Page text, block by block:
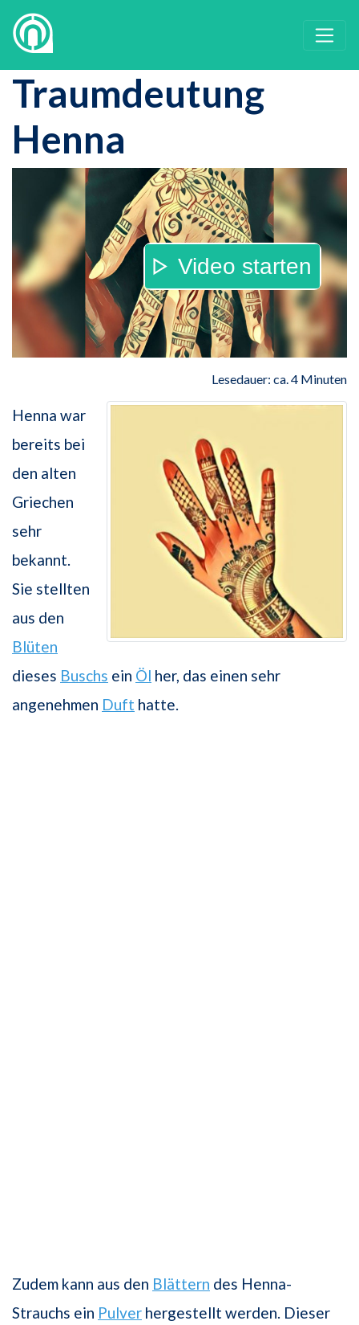
Traumdeutung
Henna
Video starten
Lesedauer: ca. 4 Minuten
Henna war
bereits bei
den alten
Griechen
sehr
bekannt.
Sie stellten
aus den
Blüten
dieses Buschs ein Öl her, das einen sehr
angenehmen Duft hatte.
Zudem kann aus den Blättern des Henna-
Strauchs ein Pulver hergestellt werden. Dieser